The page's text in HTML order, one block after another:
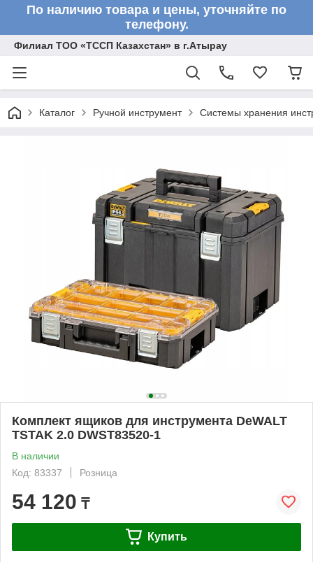
По наличию товара и цены, уточняйте по
телефону.
Филиал ТОО «ТССП Казахстан» в г.Атырау
Каталог Ручной инструмент Системы хранения
Комплект ящиков для инструмента DeWALT
TSTAK 2.0 DWST83520-1
В наличии
Код: 83337
Розница
54 120 ₸
Купить